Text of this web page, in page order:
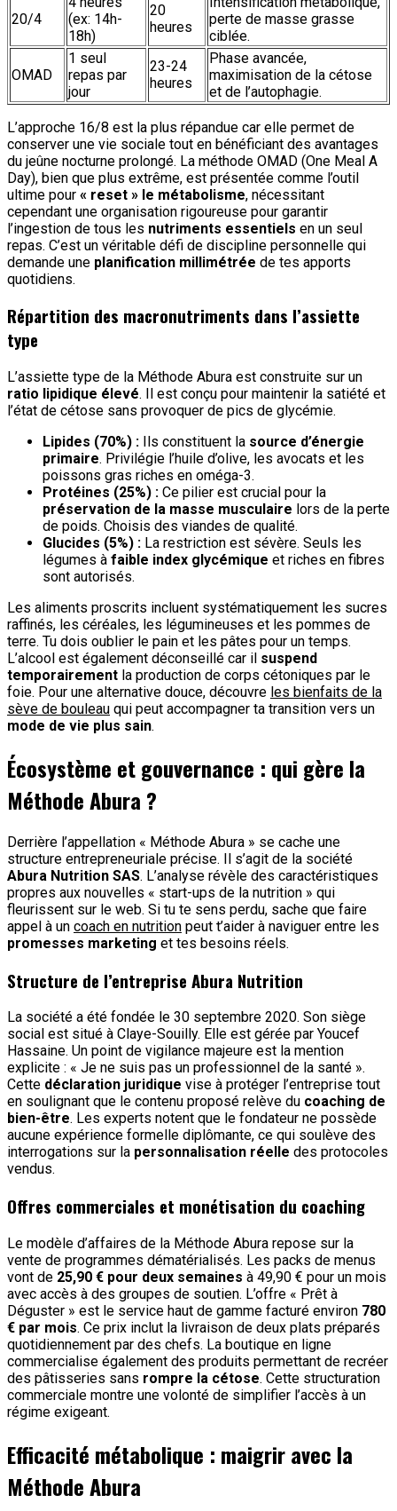
20/4
(ex: 14h-
18h)
20
heures
perte de masse grasse
ciblée.
OMAD
1 seul
repas par
jour
23-24
heures
Phase avancée,
maximisation de la cétose
et de l’autophagie.
L’approche 16/8 est la plus répandue car elle permet de
conserver une vie sociale tout en bénéficiant des avantages
du jeûne nocturne prolongé. La méthode OMAD (One Meal A
Day), bien que plus extrême, est présentée comme l’outil
ultime pour « reset » le métabolisme, nécessitant
cependant une organisation rigoureuse pour garantir
l’ingestion de tous les nutriments essentiels en un seul
repas. C’est un véritable défi de discipline personnelle qui
demande une planification millimétrée de tes apports
quotidiens.
Répartition des macronutriments dans l’assiette
type
L’assiette type de la Méthode Abura est construite sur un
ratio lipidique élevé. Il est conçu pour maintenir la satiété et
l’état de cétose sans provoquer de pics de glycémie.
Lipides (70%) : Ils constituent la source d’énergie
primaire. Privilégie l’huile d’olive, les avocats et les
poissons gras riches en oméga-3.
Protéines (25%) : Ce pilier est crucial pour la
préservation de la masse musculaire lors de la perte
de poids. Choisis des viandes de qualité.
Glucides (5%) : La restriction est sévère. Seuls les
légumes à faible index glycémique et riches en fibres
sont autorisés.
Les aliments proscrits incluent systématiquement les sucres
raffinés, les céréales, les légumineuses et les pommes de
terre. Tu dois oublier le pain et les pâtes pour un temps.
L’alcool est également déconseillé car il suspend
temporairement la production de corps cétoniques par le
foie. Pour une alternative douce, découvre les bienfaits de la
sève de bouleau qui peut accompagner ta transition vers un
mode de vie plus sain.
Écosystème et gouvernance : qui gère la
Méthode Abura ?
Derrière l’appellation « Méthode Abura » se cache une
structure entrepreneuriale précise. Il s’agit de la société
Abura Nutrition SAS. L’analyse révèle des caractéristiques
propres aux nouvelles « start-ups de la nutrition » qui
fleurissent sur le web. Si tu te sens perdu, sache que faire
appel à un coach en nutrition peut t’aider à naviguer entre les
promesses marketing et tes besoins réels.
Structure de l’entreprise Abura Nutrition
La société a été fondée le 30 septembre 2020. Son siège
social est situé à Claye-Souilly. Elle est gérée par Youcef
Hassaine. Un point de vigilance majeure est la mention
explicite : « Je ne suis pas un professionnel de la santé ».
Cette déclaration juridique vise à protéger l’entreprise tout
en soulignant que le contenu proposé relève du coaching de
bien-être. Les experts notent que le fondateur ne possède
aucune expérience formelle diplômante, ce qui soulève des
interrogations sur la personnalisation réelle des protocoles
vendus.
Offres commerciales et monétisation du coaching
Le modèle d’affaires de la Méthode Abura repose sur la
vente de programmes dématérialisés. Les packs de menus
vont de 25,90 € pour deux semaines à 49,90 € pour un mois
avec accès à des groupes de soutien. L’offre « Prêt à
Déguster » est le service haut de gamme facturé environ 780
€ par mois. Ce prix inclut la livraison de deux plats préparés
quotidiennement par des chefs. La boutique en ligne
commercialise également des produits permettant de recréer
des pâtisseries sans rompre la cétose. Cette structuration
commerciale montre une volonté de simplifier l’accès à un
régime exigeant.
Efficacité métabolique : maigrir avec la
Méthode Abura